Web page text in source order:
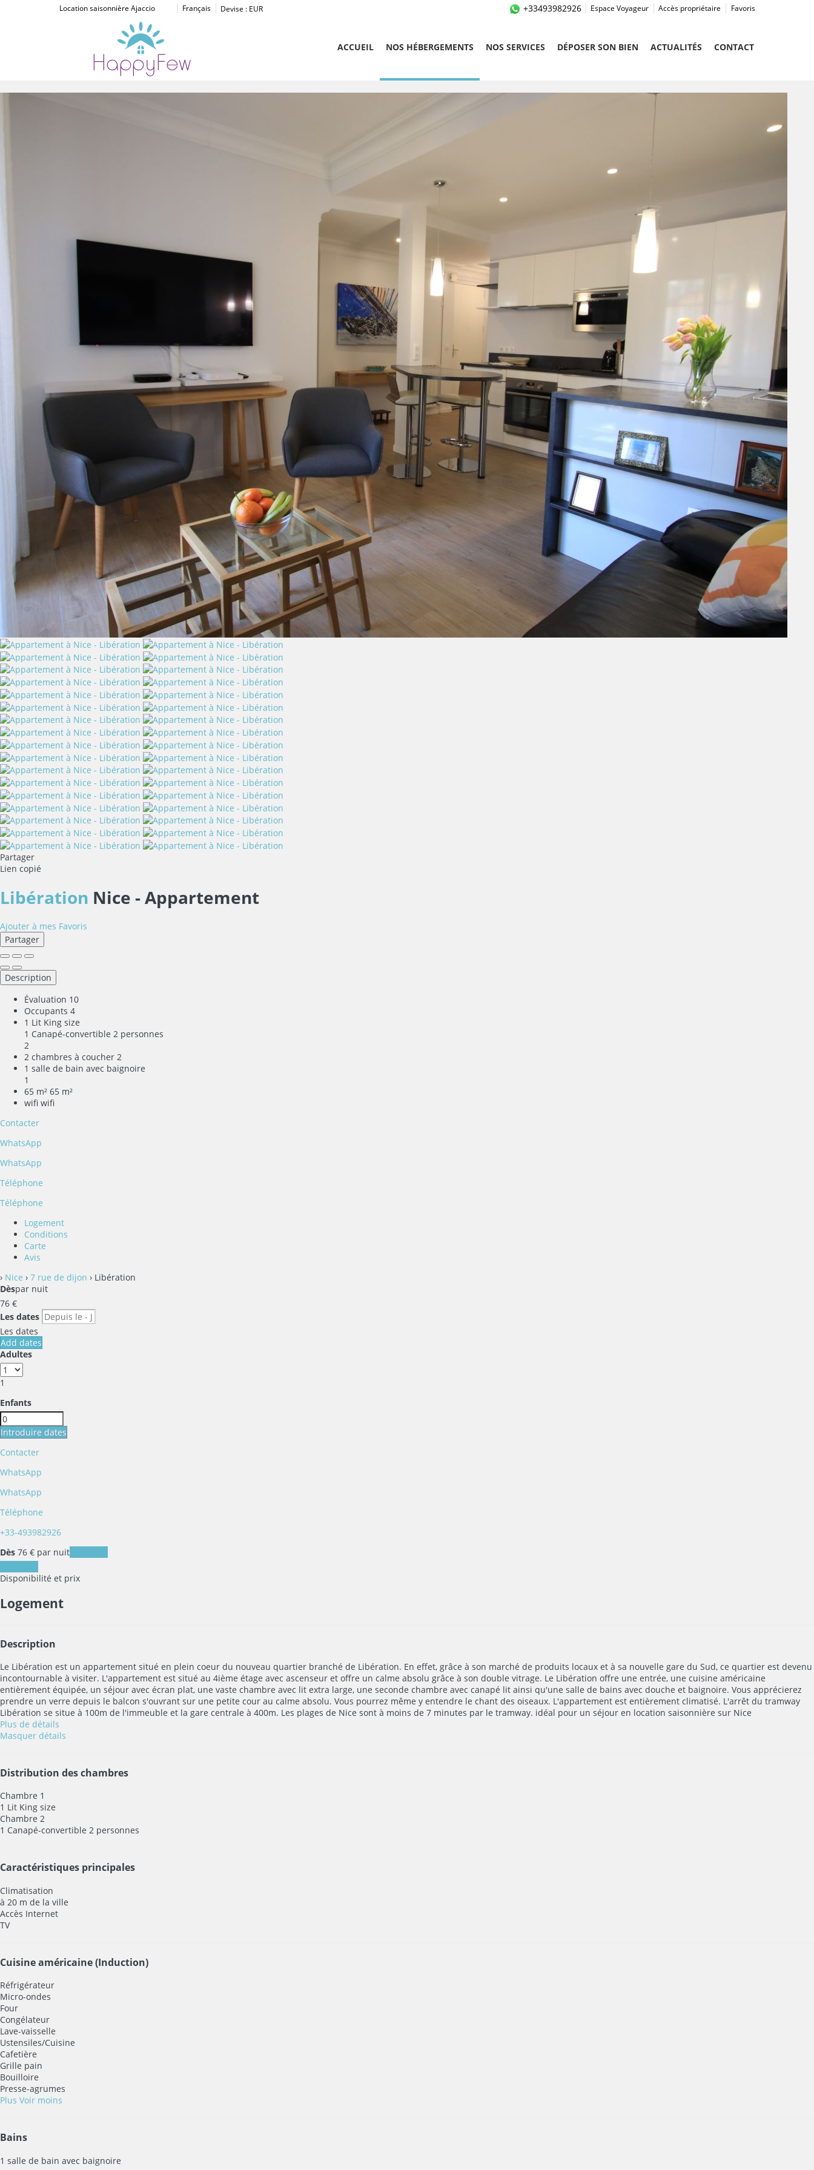
Location saisonnière Ajaccio Français Devise : EUR Favoris
Accès propriétaire
Espace Voyageur
+33493982926
ACCUEIL NOS HÉBERGEMENTS NOS SERVICES DÉPOSER SON BIEN ACTUALITÉS CONTACT
Partager
Lien copié
Libération Nice -Appartement
Ajouter à mes Favoris
Partager
Description
Évaluation 10
Occupants 4
1 Lit King size
1 Canapé-convertible 2 personnes
2
2 chambres à coucher 2
1 salle de bain avec baignoire
1
65 m² 65 m²
wifi wifi
Contacter
WhatsApp
WhatsApp
Téléphone
Téléphone
Logement
Conditions
Carte
Avis
› Nice › 7 rue de dijon › Libération
Dèspar nuit
76 €
Les dates
Les dates
Add dates
Adultes
1
Enfants
Introduire dates
Contacter
WhatsApp
WhatsApp
Téléphone
+33-493982926
Dès 76 € par nuit
Disponibilité et prix
Logement
Description
Le Libération est un appartement situé en plein coeur du nouveau quartier branché de Libération. En effet, grâce à son marché de produits locaux et à sa nouvelle gare du Sud, ce quartier est devenu
incontournable à visiter. L'appartement est situé au 4ième étage avec ascenseur et offre un calme absolu grâce à son double vitrage. Le Libération offre une entrée, une cuisine américaine
entièrement équipée, un séjour avec écran plat, une vaste chambre avec lit extra large, une seconde chambre avec canapé lit ainsi qu'une salle de bains avec douche et baignoire. Vous apprécierez
prendre un verre depuis le balcon s'ouvrant sur une petite cour au calme absolu. Vous pourrez même y entendre le chant des oiseaux. L'appartement est entièrement climatisé. L'arrêt du tramway
Libération se situe à 100m de l'immeuble et la gare centrale à 400m. Les plages de Nice sont à moins de 7 minutes par le tramway. idéal pour un séjour en location saisonnière sur Nice
Plus de détails
Masquer détails
Distribution des chambres
Chambre 1
1 Lit King size
Chambre 2
1 Canapé-convertible 2 personnes
Caractéristiques principales
Climatisation
à 20 m de la ville
Accès Internet
TV
Cuisine américaine (Induction)
Réfrigérateur
Micro-ondes
Four
Congélateur
Lave-vaisselle
Ustensiles/Cuisine
Cafetière
Grille pain
Bouilloire
Presse-agrumes
Plus Voir moins
Bains
1 salle de bain avec baignoire